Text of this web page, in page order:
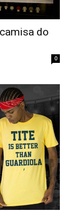
do
0